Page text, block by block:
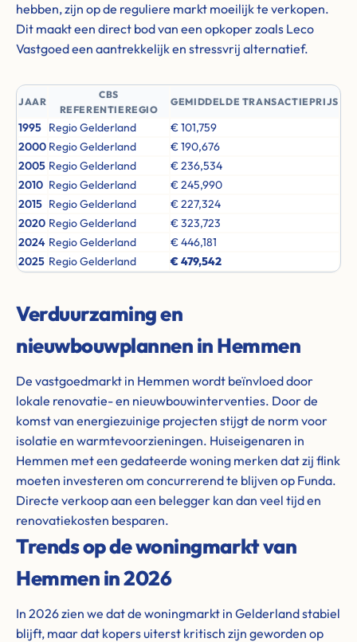
hebben, zijn op de reguliere markt moeilijk te verkopen.
Dit maakt een direct bod van een opkoper zoals Leco
Vastgoed een aantrekkelijk en stressvrij alternatief.
JAAR
CBS
REFERENTIEREGIO
GEMIDDELDE TRANSACTIEPRIJS
1995 Regio Gelderland
€ 101,759
2000 Regio Gelderland
€ 190,676
2005 Regio Gelderland
€ 236,534
2010 Regio Gelderland
€ 245,990
2015 Regio Gelderland
€ 227,324
2020 Regio Gelderland
€ 323,723
2024 Regio Gelderland
€ 446,181
2025 Regio Gelderland € 479,542
Verduurzaming en
nieuwbouwplannen in Hemmen
De vastgoedmarkt in Hemmen wordt beïnvloed door
lokale renovatie- en nieuwbouwinterventies. Door de
komst van energiezuinige projecten stijgt de norm voor
isolatie en warmtevoorzieningen. Huiseigenaren in
Hemmen met een gedateerde woning merken dat zij flink
moeten investeren om concurrerend te blijven op Funda.
Directe verkoop aan een belegger kan dan veel tijd en
renovatiekosten besparen.
Trends op de woningmarkt van
Hemmen in 2026
In 2026 zien we dat de woningmarkt in Gelderland stabiel
blijft, maar dat kopers uiterst kritisch zijn geworden op